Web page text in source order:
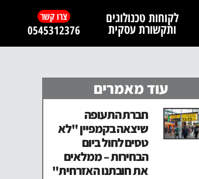
לקוחות טכנולוגים
ותקשורת עסקית
צרו קשר
0545312376
עוד מאמרים
חברת התעופה
שיצאה בקמפיין "לא
טסים לחול ביום
הבחירות – ממלאים
את חובתנו האזרחית"